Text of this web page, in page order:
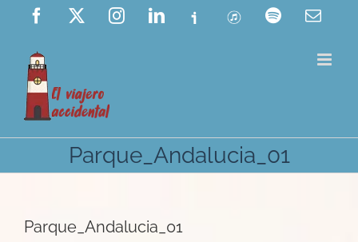
Saltar
contenido
Facebook InstagramLinkedIn
Ivoox ITunes Spotify
Parque_Andalucia_01
Parque_Andalucia_01